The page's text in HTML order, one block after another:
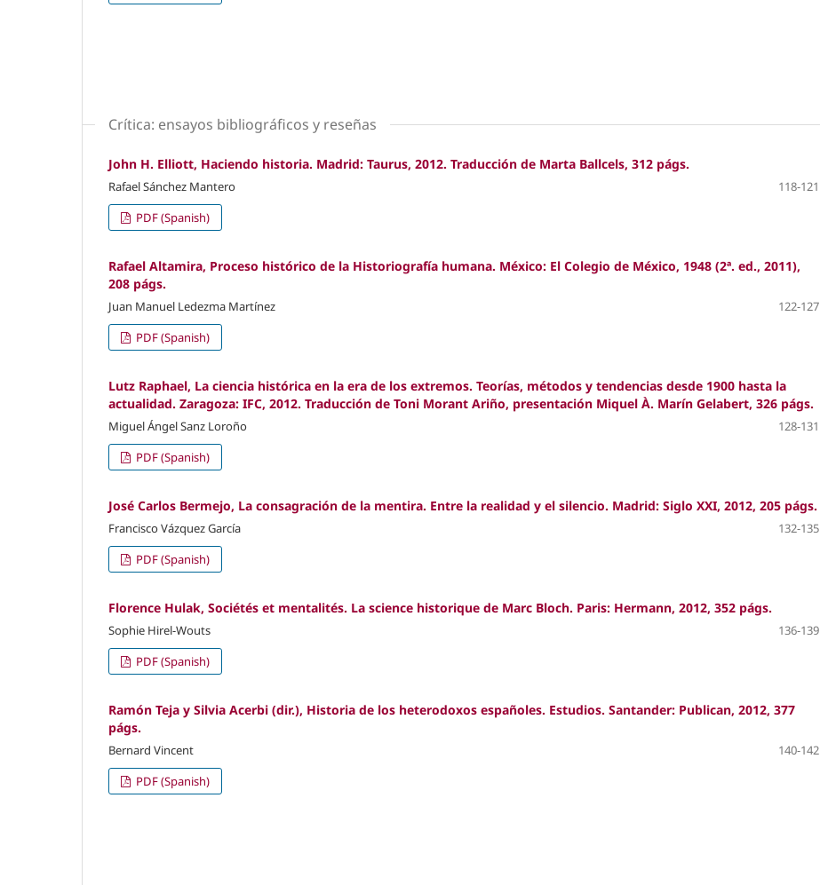
Crítica: ensayos bibliográficos y reseñas
John H. Elliott, Haciendo historia. Madrid: Taurus, 2012. Traducción de Marta Ballcels, 312 págs.
Rafael Sánchez Mantero
118-121
PDF (Spanish)
Rafael Altamira, Proceso histórico de la Historiografía humana. México: El Colegio de México, 1948 (2ª. ed., 2011),
208 págs.
Juan Manuel Ledezma Martínez
122-127
PDF (Spanish)
Lutz Raphael, La ciencia histórica en la era de los extremos. Teorías, métodos y tendencias desde 1900 hasta la
actualidad. Zaragoza: IFC, 2012. Traducción de Toni Morant Ariño, presentación Miquel À. Marín Gelabert, 326 págs.
Miguel Ángel Sanz Loroño
128-131
PDF (Spanish)
José Carlos Bermejo, La consagración de la mentira. Entre la realidad y el silencio. Madrid: Siglo XXI, 2012, 205 págs.
Francisco Vázquez García
132-135
PDF (Spanish)
Florence Hulak, Sociétés et mentalités. La science historique de Marc Bloch. Paris: Hermann, 2012, 352 págs.
Sophie Hirel-Wouts
136-139
PDF (Spanish)
Ramón Teja y Silvia Acerbi (dir.), Historia de los heterodoxos españoles. Estudios. Santander: Publican, 2012, 377
págs.
Bernard Vincent
140-142
PDF (Spanish)